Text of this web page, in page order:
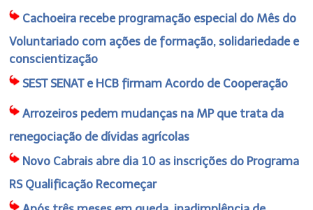
Cachoeira recebe programação especial do Mês do
Voluntariado com ações de formação, solidariedade e
conscientização
SEST SENAT e HCB firmam Acordo de Cooperação
Arrozeiros pedem mudanças na MP que trata da
renegociação de dívidas agrícolas
Novo Cabrais abre dia 10 as inscrições do Programa
RS Qualificação Recomeçar